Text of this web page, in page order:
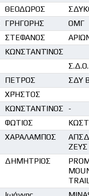
ΘΕΟΔΩΡΟΣ
ΓΡΗΓΟΡΗΣ
ΟΜΓ
ΣΤΕΦΑΝΟΣ
ΚΩΝΣΤΑΝΤΊΝΟΣ
ΠΕΤΡΟΣ
ΣΔΥ
ΧΡΉΣΤΟΣ
ΚΩΝΣΤΑΝΤΙΝΟΣ
-
ΦΩΤΙΟΣ
ΧΑΡΑΛΑΜΠΟΣ
ΑΠΣΔ
ΖΕΥΣ
ΔΗΜΉΤΡΙΟΣ